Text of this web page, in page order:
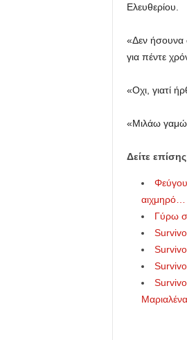
Ελευθερίου.
«Δεν ήσουνα
για πέντε
«Οχι, γιατί
«Μιλάω
Δείτε
αιχμηρό…
Γύρω